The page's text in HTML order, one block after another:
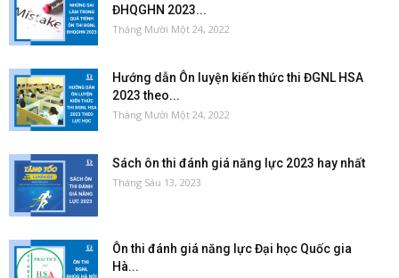
ĐHQGHN 2023...
Tháng Mười Một 24, 2022
Hướng dẫn Ôn luyện kiến thức thi ĐGNL HSA
2023 theo...
Tháng Mười Một 24, 2022
Sách ôn thi đánh giá năng lực 2023 hay nhất
Tháng Sáu 13, 2023
Ôn thi đánh giá năng lực Đại học Quốc gia
Hà...